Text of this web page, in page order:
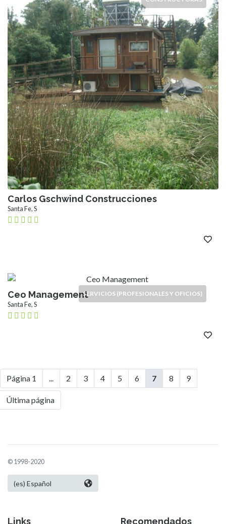
Carlos Gschwind Construcciones
Santa Fe, S
SERVICIOS (PROFESIONALES Y OFICIOS)
Ceo Management
Santa Fe, S
Página 1 ... 2 3 4 5 6 7 8 9
Última página
© 1998-2020
Links Recomendados